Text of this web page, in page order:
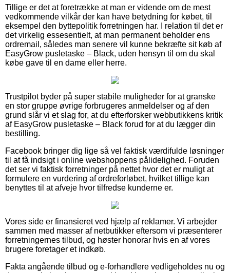
Tillige er det at foretrække at man er vidende om de mest
vedkommende vilkår der kan have betydning for købet, til
eksempel den byttepolitik forretningen har. I relation til det er
det virkelig essesentielt, at man permanent beholder ens
ordremail, således man senere vil kunne bekræfte sit køb af
EasyGrow pusletaske – Black, uden hensyn til om du skal
købe gave til en dame eller herre.
Trustpilot byder på super stabile muligheder for at granske
en stor gruppe øvrige forbrugeres anmeldelser og af den
grund slår vi et slag for, at du efterforsker webbutikkens kritik
af EasyGrow pusletaske – Black forud for at du lægger din
bestilling.
Facebook bringer dig lige så vel faktisk værdifulde løsninger
til at få indsigt i online webshoppens pålidelighed. Foruden
det ser vi faktisk forretninger på nettet hvor det er muligt at
formulere en vurdering af ordreforløbet, hvilket tillige kan
benyttes til at afveje hvor tilfredse kunderne er.
Vores side er finansieret ved hjælp af reklamer. Vi arbejder
sammen med masser af netbutikker eftersom vi præsenterer
forretningernes tilbud, og høster honorar hvis en af vores
brugere foretager et indkøb.
Fakta angående tilbud og e-forhandlere vedligeholdes nu og